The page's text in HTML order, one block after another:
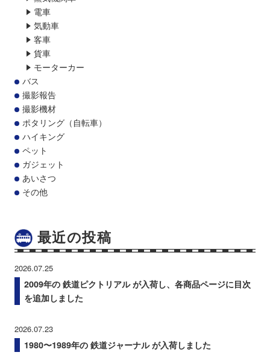
電車
気動車
客車
貨車
モーターカー
バス
撮影報告
撮影機材
ポタリング（自転車）
ハイキング
ペット
ガジェット
あいさつ
その他
最近の投稿
2026.07.25
2009年の 鉄道ピクトリアル が入荷し、各商品ページに目次
を追加しました
2026.07.23
1980〜1989年の 鉄道ジャーナル が入荷しました